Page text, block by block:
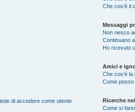
di accedere come utente
Che cos’è il
Messaggi
Non riesco
Continuano
Ho ricevuto
Amici e
Che cos’è
Come posso
Ricerche
Come si